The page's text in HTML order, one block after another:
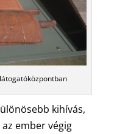
kihívás,
ember végig